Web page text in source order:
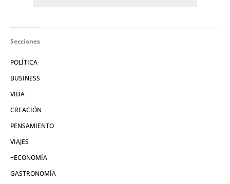
Secciones
POLÍTICA
BUSINESS
VIDA
CREACIÓN
PENSAMIENTO
VIAJES
+ECONOMÍA
GASTRONOMÍA